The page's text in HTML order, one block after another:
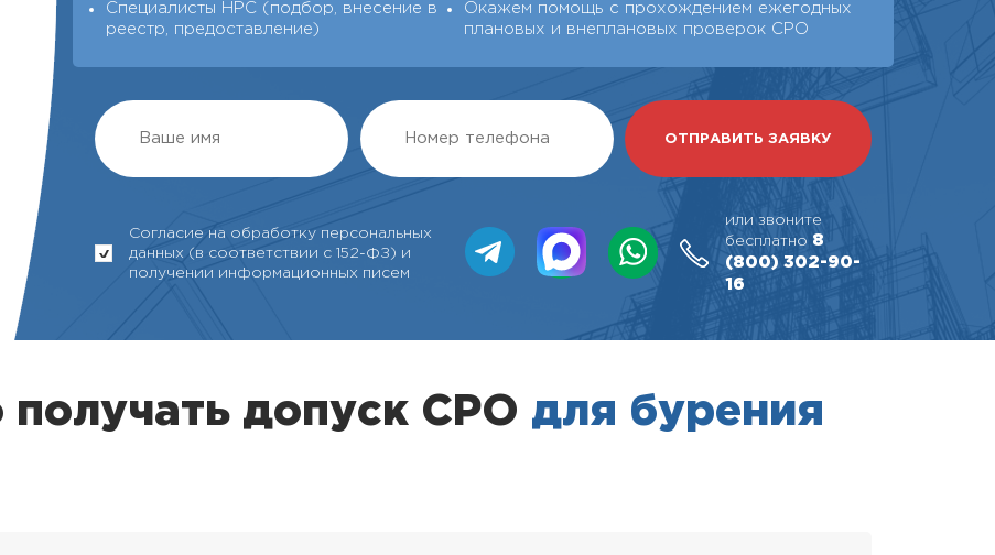
Специалисты НРС (подбор, внесение в
реестр, предоставление)
Окажем помощь с прохождением ежегодных
плановых и внеплановых проверок СРО
Согласие на обработку персональных
данных (в соответствии с 152-ФЗ) и
получении информационных писем
или звоните
бесплатно 8
(800) 302-90-
16
допуск СРО для бурения